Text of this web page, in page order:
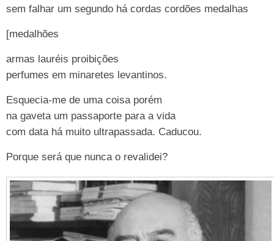
sem falhar um segundo há cordas cordões medalhas
[medalhões
armas lauréis proibições
perfumes em minaretes levantinos.
Esquecia-me de uma coisa porém
na gaveta um passaporte para a vida
com data há muito ultrapassada. Caducou.
Porque será que nunca o revalidei?